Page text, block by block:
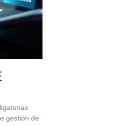
gestión de